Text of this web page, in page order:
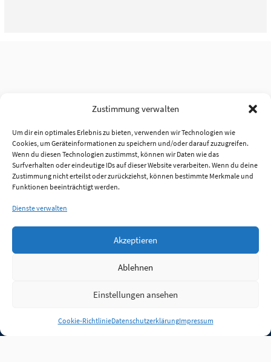
Zustimmung verwalten
Um dir ein optimales Erlebnis zu bieten, verwenden wir Technologien wie
Cookies, um Geräteinformationen zu speichern und/oder darauf zuzugreifen.
Wenn du diesen Technologien zustimmst, können wir Daten wie das
Surfverhalten oder eindeutige IDs auf dieser Website verarbeiten. Wenn du deine
Zustimmung nicht erteilst oder zurückziehst, können bestimmte Merkmale und
Funktionen beeinträchtigt werden.
Dienste verwalten
Akzeptieren
Ablehnen
Einstellungen ansehen
Cookie-RichtlinieDatenschutzerklärungImpressum
Anmelden
Jobs Partner FAQ Quellen